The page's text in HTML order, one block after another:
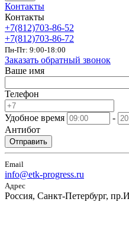
Контакты
Контакты
+7(812)703-86-52
+7(812)703-86-72
Пн-Пт: 9:00-18:00
Заказать обратный звонок
Ваше имя
Телефон
Удобное время
-
Антибот
Отправить
Email
info@etk-progress.ru
Адрес
Россия, Санкт-Петербург,